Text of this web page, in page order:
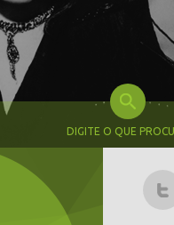
DIGITE O QUE